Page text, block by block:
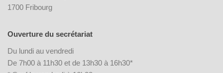
1700 Fribourg
Ouverture du secrétariat
Du lundi au vendredi
De 7h00 à 11h30 et de 13h30 à 16h30*